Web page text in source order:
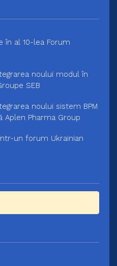
în al 10-lea Forum
noului modul în
SEB
noului sistem BPM
Aplen Pharma Group
un forum Ukrainian